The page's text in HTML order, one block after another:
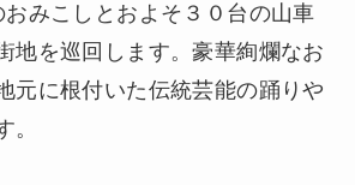
みこしとおよそ３０台の山車
地を巡回します。豪華絢爛なお
元に根付いた伝統芸能の踊りや
。